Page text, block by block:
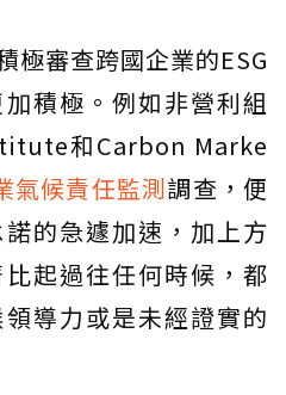
極審查跨國企業的ESG
積極。例如非營利組
和Carbon Marke
氣候責任監測調查，便
的急遽加速，加上方
起過往任何時候，都
導力或是未經證實的